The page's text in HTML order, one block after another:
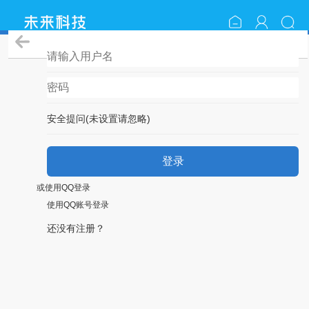
安全提问(未设置请忽略)
登录
或使用QQ登录
使用QQ账号登录
还没有注册？